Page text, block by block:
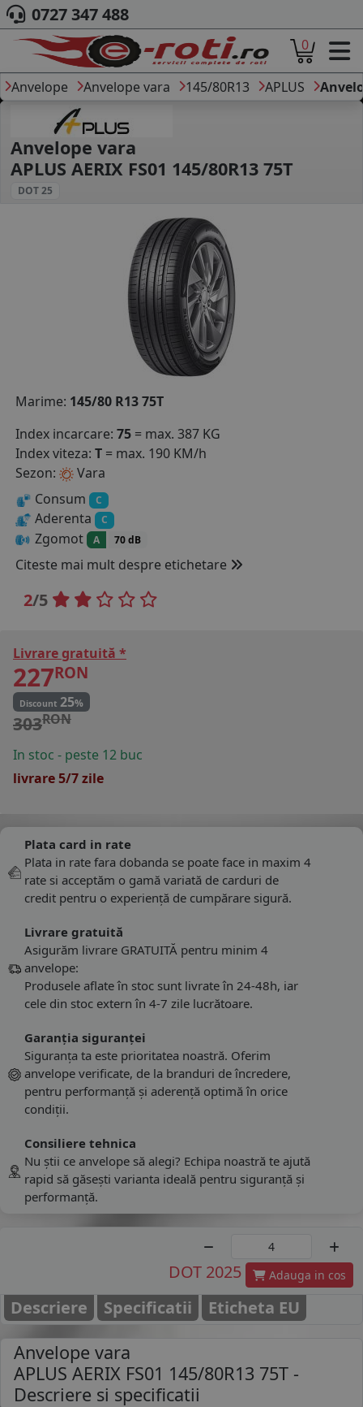
ACASA
DESPRE NOI
ANVELOPE
CAMION
MOTO
DIMENSIUNI
PRODUCATORI ANVELOPE
MARCA AUTO
BLOG
B2B - COLABORARE COMPANII
CONT
CONTACT
0727 347 488
0
Anvelope Anvelope vara 145/80R13 APLUS
Anvelope vara
APLUS AERIX FS01 145/80R13 75T
DOT 25
Marime: 145/80 R13 75T
Index incarcare: 75 = max. 387 KG
Index viteza: T = max. 190 KM/h
Sezon:
Vara
Consum
C
Aderenta C
Zgomot A 70 dB
Citeste mai mult despre etichetare
2/5
Livrare gratuită *
227RON
Discount 25%
303RON
In stoc - peste 12 buc
livrare 5/7 zile
Plata card in rate
Plata in rate fara dobanda se poate face in maxim 4
rate si acceptăm o gamă variată de carduri de
credit pentru o experiență de cumpărare sigură.
Livrare gratuită
Asigurăm livrare GRATUITĂ pentru minim 4
anvelope:
Produsele aflate în stoc sunt livrate în 24-48h, iar
cele din stoc extern în 4-7 zile lucrătoare.
Garanția siguranței
Siguranța ta este prioritatea noastră. Oferim
anvelope verificate, de la branduri de încredere,
pentru performanță și aderență optimă în orice
condiții.
Consiliere tehnica
Nu știi ce anvelope să alegi? Echipa noastră te ajută
rapid să găsești varianta ideală pentru siguranță și
performanță.
DOT 2025 Adauga in cos
Descriere Specificatii Eticheta EU
Anvelope vara
APLUS AERIX FS01 145/80R13 75T -
Descriere si specificatii